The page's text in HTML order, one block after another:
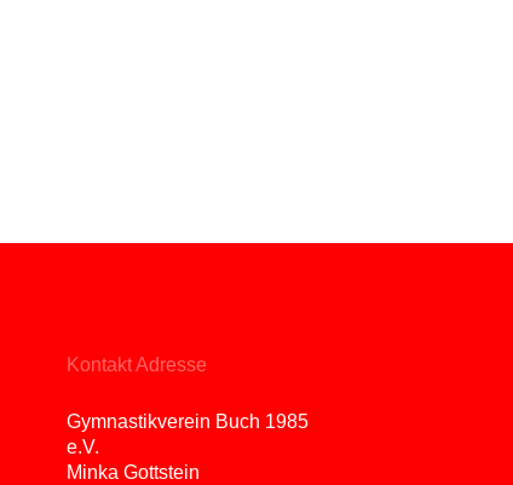
Kontakt Adresse
Gymnastikverein Buch 1985
e.V.
Minka Gottstein